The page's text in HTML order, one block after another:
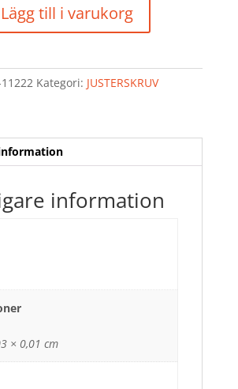
Lägg till i varukorg
Kategori: JUSTERSKRUV
information
× 0,01 cm